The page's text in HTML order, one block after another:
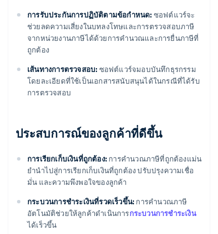
การรับประกันการปฏิบัติตามข้อกําหนด: ซอฟต์แวร์จะ
ช่วยลดความเสี่ยงในบทลงโทษและการตรวจสอบภาษี
จากหน่วยงานภาษีได้ด้วยการคํานวณและการยื่นภาษีที่
ถูกต้อง
เส้นทางการตรวจสอบ: ซอฟต์แวร์จมอบบันทึกธุรกรรม
โดยละเอียดที่ใช้เป็นเอกสารสนับสนุนได้ในกรณีที่ได้รับ
การตรวจสอบ
ประสบการณ์ของลูกค้าที่ดีขึ้น
การเรียกเก็บเงินที่ถูกต้อง: การคํานวณภาษีที่ถูกต้องแม่น
ยํานําไปสู่การเรียกเก็บเงินที่ถูกต้อง ปรับปรุงความเชื่อ
มั่น และความพึงพอใจของลูกค้า
กระบวนการชําระเงินที่รวดเร็วขึ้น: การคํานวณภาษี
อัตโนมัติช่วยให้ลูกค้าดําเนินการกระบวนการชําระเงิน
ได้เร็วขึ้น